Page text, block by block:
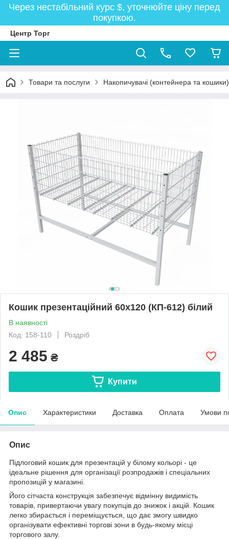
Через нестабільний курс $, уточнюйте ціну перед
покупкою.
Центр Торг
Товари та послуги Накопичувачі (контейнера та кошики)
Кошик презентаційний 60х120 (КП-612) білий
В наявності
Код: 158-110
Роздріб
2 485 ₴
Купити
Опис Характеристики Доставка Оплата Умови
Опис
Підлоговий кошик для презентацій у білому кольорі - це
ідеальне рішення для організації розпродажів і спеціальних
пропозицій у магазині.
Його сітчаста конструкція забезпечує відмінну видимість
товарів, привертаючи увагу покупців до знижок і акцій. Кошик
легко збирається і переміщується, що дає змогу швидко
організувати ефективні торгові зони в будь-якому місці
торгового залу.